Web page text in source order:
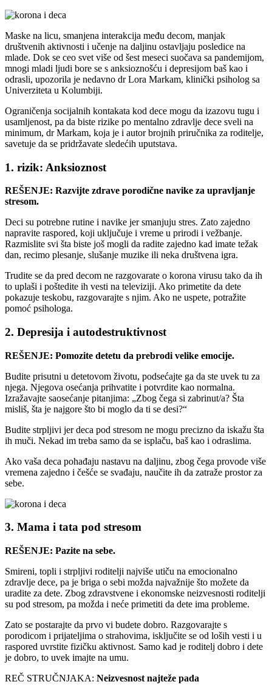
Maske na licu, smanjena interakcija među decom, manjak
društvenih aktivnosti i učenje na daljinu ostavljaju posledice na
mlade. Dok se ceo svet više od šest meseci suočava sa pandemijom,
mnogi mladi ljudi bore se s anksioznošću i depresijom baš kao i
odrasli, upozorila je nedavno dr Lora Markam, klinički psiholog sa
Univerziteta u Kolumbiji.
Ograničenja socijalnih kontakata kod dece mogu da izazovu tugu i
usamljenost, pa da biste rizike po mentalno zdravlje dece sveli na
minimum, dr Markam, koja je i autor brojnih priručnika za roditelje,
savetuje da se pridržavate sledećih uputstava.
1. rizik: Anksioznost
REŠENJE: Razvijte zdrave porodične navike za upravljanje
stresom.
Deci su potrebne rutine i navike jer smanjuju stres. Zato zajedno
napravite raspored, koji uključuje i vreme u prirodi i vežbanje.
Razmislite svi šta biste još mogli da radite zajedno kad imate težak
dan, recimo plesanje, slušanje muzike ili neka društvena igra.
Trudite se da pred decom ne razgovarate o korona virusu tako da ih
to uplaši i poštedite ih vesti na televiziji. Ako primetite da dete
pokazuje teskobu, razgovarajte s njim. Ako ne uspete, potražite
pomoć psihologa.
2. Depresija i autodestruktivnost
REŠENJE: Pomozite detetu da prebrodi velike emocije.
Budite prisutni u detetovom životu, podsećajte ga da ste uvek tu za
njega. Njegova osećanja prihvatite i potvrdite kao normalna.
Izražavajte saosećanje pitanjima: „Zbog čega si zabrinut/a? Šta
misliš, šta je najgore što bi moglo da ti se desi?“
Budite strpljivi jer deca pod stresom ne mogu precizno da iskažu šta
ih muči. Nekad im treba samo da se isplaču, baš kao i odraslima.
Ako vaša deca pohađaju nastavu na daljinu, zbog čega provode više
vremena zajedno i češće se svađaju, naučite ih da zatraže prostor za
sebe.
3. Mama i tata pod stresom
REŠENJE: Pazite na sebe.
Smireni, topli i strpljivi roditelji najviše utiču na emocionalno
zdravlje dece, pa je briga o sebi možda najvažnije što možete da
uradite za dete. Zbog zdravstvene i ekonomske neizvesnosti roditelji
su pod stresom, pa možda i neće primetiti da dete ima probleme.
Zato se postarajte da prvo vi budete dobro. Razgovarajte s
porodicom i prijateljima o strahovima, isključite se od loših vesti i u
raspored uvrstite fizičku aktivnost. Samo kad je roditelj dobro i dete
je dobro, to uvek imajte na umu.
REČ STRUČNJAKA: Neizvesnost najteže pada